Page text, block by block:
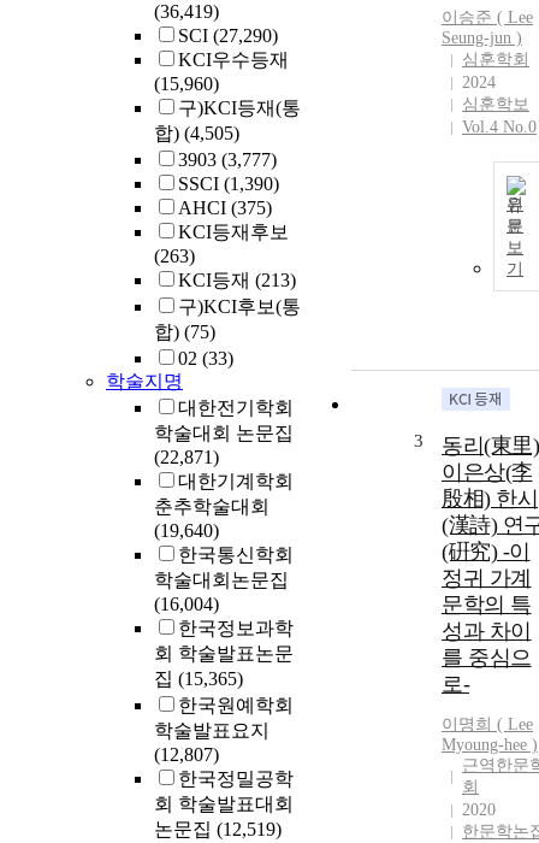
(36,419)
SCI (27,290)
KCI우수등재
(15,960)
구)KCI등재(통
합) (4,505)
3903 (3,777)
SSCI (1,390)
AHCI (375)
KCI등재후보
(263)
KCI등재 (213)
구)KCI후보(통
합) (75)
02 (33)
학술지명
대한전기학회
학술대회 논문집
(22,871)
대한기계학회
춘추학술대회
(19,640)
한국통신학회
학술대회논문집
(16,004)
한국정보과학
회 학술발표논문
집 (15,365)
한국원예학회
학술발표요지
(12,807)
한국정밀공학
회 학술발표대회
논문집 (12,519)
이승준 ( Lee
Seung-jun )
심훈학회
2024
심훈학보
Vol.4 No.0
원
문
보
기
3
동리(東里)
이은상(李
殷相) 한시
(漢詩) 연
(硏究) -이
정귀 가계
문학의 특
성과 차이
를 중심으
로-
이명희 ( Lee
Myoung-hee )
근역한문
회
2020
한문학논